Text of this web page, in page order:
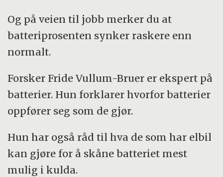
Og på veien til jobb merker du at
batteriprosenten synker raskere enn
normalt.
Forsker Fride Vullum-Bruer er ekspert på
batterier. Hun forklarer hvorfor batterier
oppfører seg som de gjør.
Hun har også råd til hva de som har elbil
kan gjøre for å skåne batteriet mest
mulig i kulda.